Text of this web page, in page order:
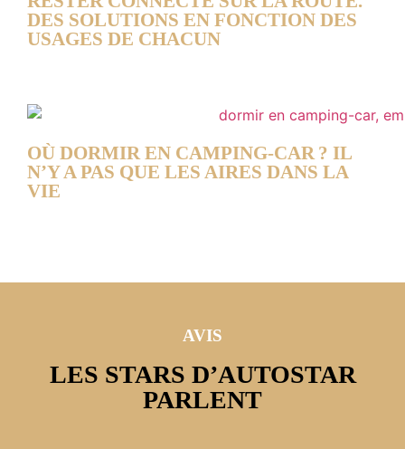
DES SOLUTIONS EN FONCTION DES
USAGES DE CHACUN
OÙ DORMIR EN CAMPING-CAR ? IL
N’Y A PAS QUE LES AIRES DANS LA
VIE
AVIS
LES STARS D’AUTOSTAR
PARLENT